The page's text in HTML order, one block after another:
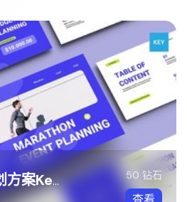
紫白现代活动策划方案Keynote模板
50 钻石